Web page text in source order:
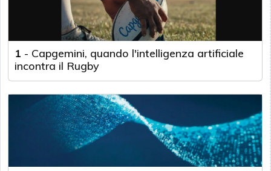
1 - Capgemini, quando l'intelligenza artificiale
incontra il Rugby